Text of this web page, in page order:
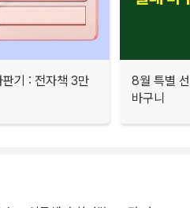
기 : 전자책 3만
8월 특별
바구니